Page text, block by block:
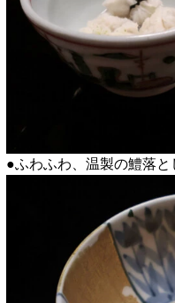
●ふわふわ、温製の鱧落と